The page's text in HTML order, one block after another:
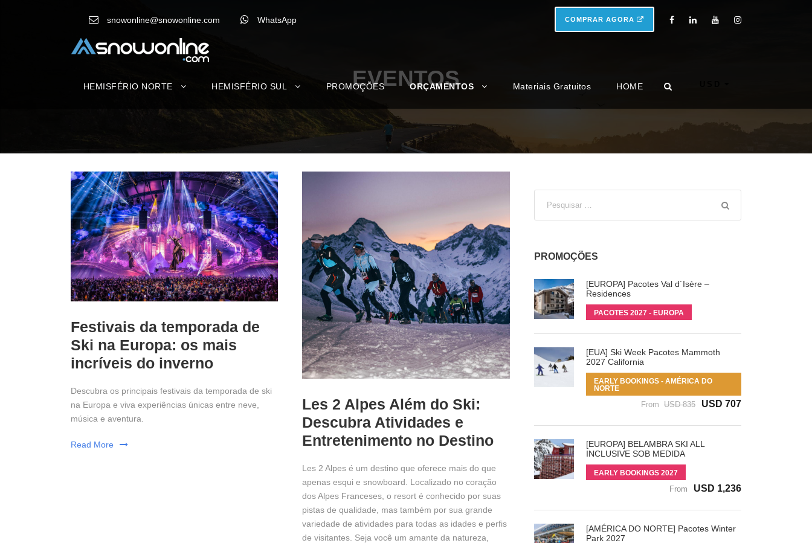
snowonline@snowonline.com WhatsApp COMPRAR AGORA
HEMISFÉRIO NORTE HEMISFÉRIO SUL PROMOÇÕES ORÇAMENTOS Materiais Gratuitos HOME
EVENTOS
Festivais da temporada de
Ski na Europa: os mais
incríveis do inverno
Descubra os principais festivais da temporada de ski
na Europa e viva experiências únicas entre neve,
música e aventura.
Read More
Les 2 Alpes Além do Ski:
Descubra Atividades e
Entretenimento no Destino
Les 2 Alpes é um destino que oferece mais do que
apenas esqui e snowboard. Localizado no coração
dos Alpes Franceses, o resort é conhecido por suas
pistas de qualidade, mas também por sua grande
variedade de atividades para todas as idades e perfis
de visitantes. Seja você um amante da natureza,
PROMOÇÕES
[EUROPA] Pacotes Val d´Isère –
Residences
PACOTES 2027 - EUROPA
[EUA] Ski Week Pacotes Mammoth
2027 California
EARLY BOOKINGS - AMÉRICA DO
NORTE
From USD 835 USD 707
[EUROPA] BELAMBRA SKI ALL
INCLUSIVE SOB MEDIDA
EARLY BOOKINGS 2027
From USD 1,236
[AMÉRICA DO NORTE] Pacotes Winter
Park 2027